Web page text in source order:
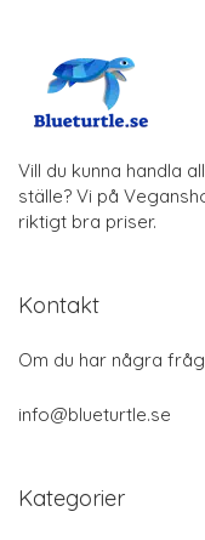
Vill du kunna handla
ställe? Vi på
riktigt bra priser.
Kontakt
Om du har några
info@blueturtle.se
Kategorier